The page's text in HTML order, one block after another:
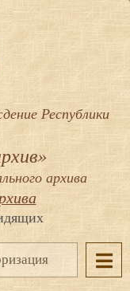
Республики
архива